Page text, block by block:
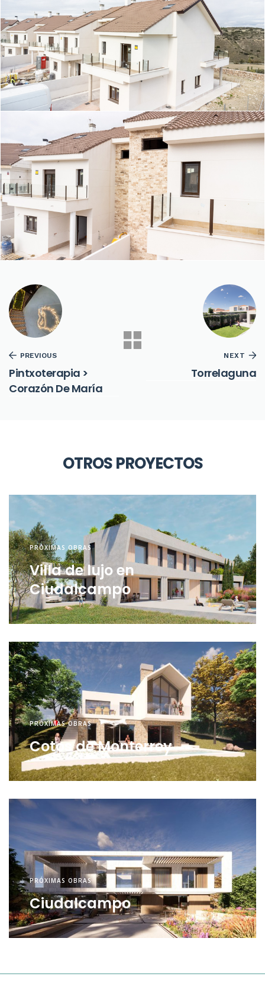
PREVIOUS
Pintxoterapia >
Corazón De María
NEXT
Torrelaguna
OTROS PROYECTOS
PRÓXIMAS OBRAS
Villa de lujo en
Ciudalcampo
PRÓXIMAS OBRAS
Cotos de Monterrey
PRÓXIMAS OBRAS
Ciudalcampo